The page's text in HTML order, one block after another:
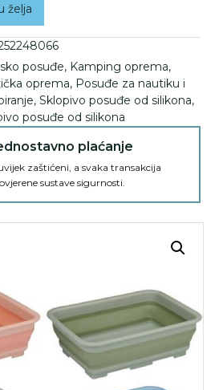
želja
posuđe, Kamping oprema,
oprema, Posuđe za nautiku i
, Sklopivo posuđe od silikona,
posuđe od silikona
plaćanje
zaštićeni, a svaka transakcija
sustave sigurnosti.